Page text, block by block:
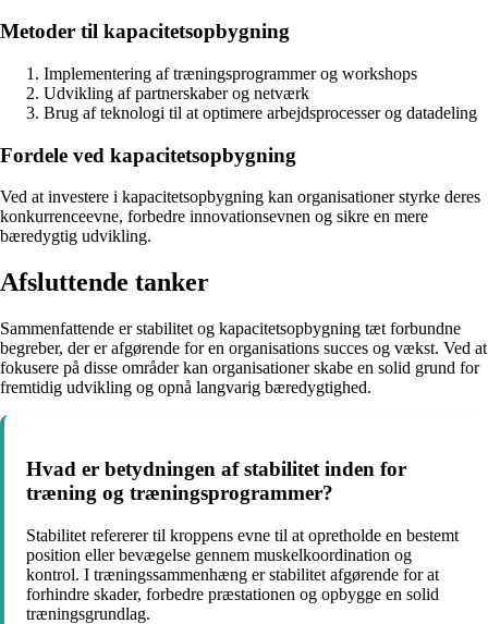
Metoder til kapacitetsopbygning
Implementering af træningsprogrammer og workshops
Udvikling af partnerskaber og netværk
Brug af teknologi til at optimere arbejdsprocesser og datadeling
Fordele ved kapacitetsopbygning
Ved at investere i kapacitetsopbygning kan organisationer styrke deres
konkurrenceevne, forbedre innovationsevnen og sikre en mere
bæredygtig udvikling.
Afsluttende tanker
Sammenfattende er stabilitet og kapacitetsopbygning tæt forbundne
begreber, der er afgørende for en organisations succes og vækst. Ved at
fokusere på disse områder kan organisationer skabe en solid grund for
fremtidig udvikling og opnå langvarig bæredygtighed.
Hvad er betydningen af ​​stabilitet inden for
træning og træningsprogrammer?
Stabilitet refererer til kroppens evne til at opretholde en bestemt
position eller bevægelse gennem muskelkoordination og
kontrol. I træningssammenhæng er stabilitet afgørende for at
forhindre skader, forbedre præstationen og opbygge en solid
træningsgrundlag.